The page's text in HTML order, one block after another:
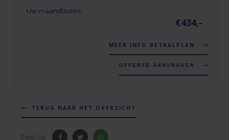
Uw maandlasten
€434,-
MEER INFO BETAALPLAN
OFFERTE AANVRAGEN
TERUG NAAR HET OVERZICHT
Deel via: